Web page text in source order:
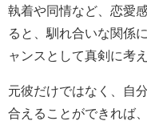
執着や同情など、恋愛
ると、馴れ合いな関係
ャンスとして真剣に考
元彼だけではなく、自
合えることができれば